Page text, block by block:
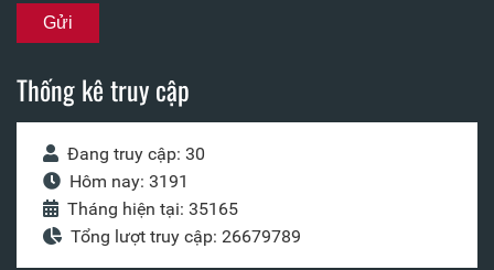
Thống kê truy cập
Đang truy cập: 30
Hôm nay: 3191
Tháng hiện tại: 35165
Tổng lượt truy cập: 26679789